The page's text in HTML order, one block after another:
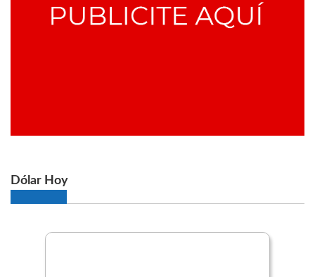
Dólar Hoy